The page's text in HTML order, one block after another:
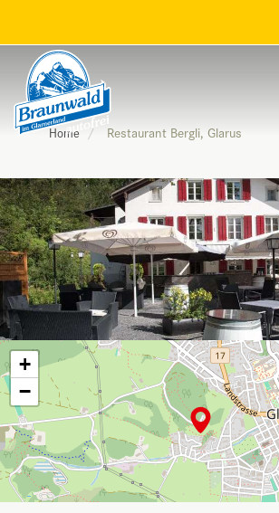
Home Restaurant Bergli, Glarus
+
−